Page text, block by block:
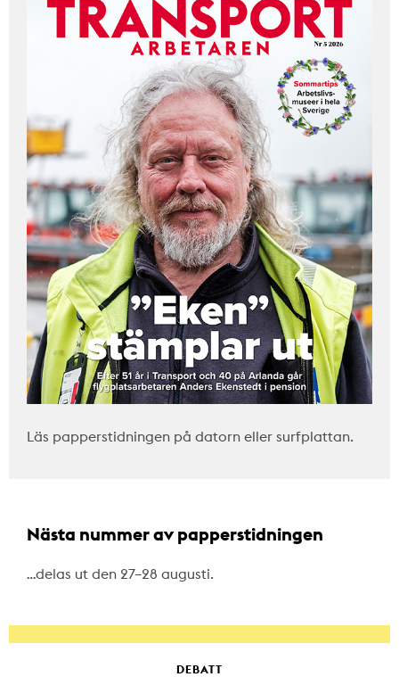
Läs papperstidningen på datorn eller surfplattan.
Nästa nummer av papperstidningen
…delas ut den 27–28 augusti.
DEBATT